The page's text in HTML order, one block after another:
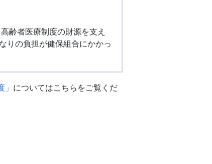
齢者医療制度の財源を支え
りの負担が健保組合にかかっ
についてはこちらをご覧くだ